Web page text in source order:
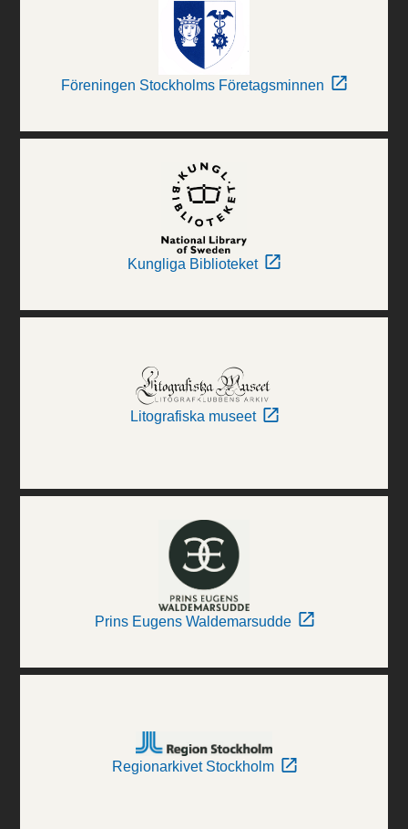
Föreningen Stockholms Företagsminnen
Kungliga Biblioteket
Litografiska museet
Prins Eugens Waldemarsudde
Regionarkivet Stockholm